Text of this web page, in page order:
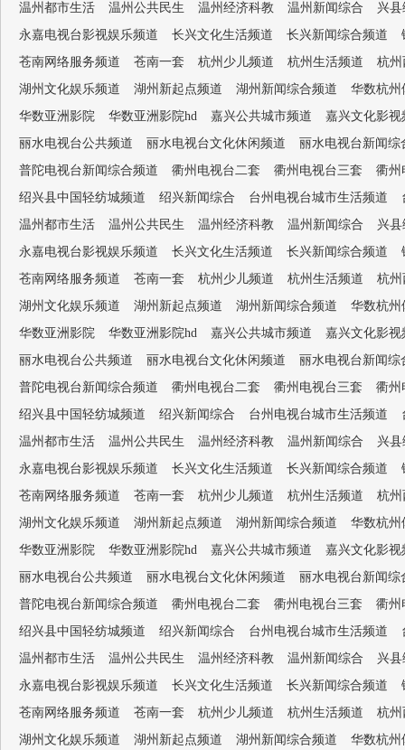
温州都市生活
温州公共民生 温州经济科教 温州新闻综合
兴
永嘉电视台影视娱乐频道
长兴文化生活频道 长兴新闻综合频道
苍南网络服务频道
苍南一套 杭州少儿频道 杭州生活频道
杭州
湖州文化娱乐频道
湖州新起点频道 湖州新闻综合频道
华数杭州
华数亚洲影院
华数亚洲影院hd 嘉兴公共城市频道
嘉兴文化影视
丽水电视台公共频道
丽水电视台文化休闲频道
丽水电视台新闻综
普陀电视台新闻综合频道
衢州电视台二套 衢州电视台三套
衢州
绍兴县中国轻纺城频道
绍兴新闻综合 台州电视台城市生活频道
温州都市生活
温州公共民生 温州经济科教 温州新闻综合
兴
永嘉电视台影视娱乐频道
长兴文化生活频道 长兴新闻综合频道
苍南网络服务频道
苍南一套 杭州少儿频道 杭州生活频道
杭州
湖州文化娱乐频道
湖州新起点频道 湖州新闻综合频道
华数杭州
华数亚洲影院
华数亚洲影院hd 嘉兴公共城市频道
嘉兴文化影视
丽水电视台公共频道
丽水电视台文化休闲频道
丽水电视台新闻综
普陀电视台新闻综合频道
衢州电视台二套 衢州电视台三套
衢州
绍兴县中国轻纺城频道
绍兴新闻综合 台州电视台城市生活频道
温州都市生活
温州公共民生 温州经济科教 温州新闻综合
兴
永嘉电视台影视娱乐频道
长兴文化生活频道 长兴新闻综合频道
苍南网络服务频道
苍南一套 杭州少儿频道 杭州生活频道
杭州
湖州文化娱乐频道
湖州新起点频道 湖州新闻综合频道
华数杭州
华数亚洲影院
华数亚洲影院hd 嘉兴公共城市频道
嘉兴文化影视
丽水电视台公共频道
丽水电视台文化休闲频道
丽水电视台新闻综
普陀电视台新闻综合频道
衢州电视台二套 衢州电视台三套
衢州
绍兴县中国轻纺城频道
绍兴新闻综合 台州电视台城市生活频道
温州都市生活
温州公共民生 温州经济科教 温州新闻综合
兴
永嘉电视台影视娱乐频道
长兴文化生活频道 长兴新闻综合频道
苍南网络服务频道
苍南一套 杭州少儿频道 杭州生活频道
杭州
湖州文化娱乐频道
湖州新起点频道 湖州新闻综合频道
华数杭州